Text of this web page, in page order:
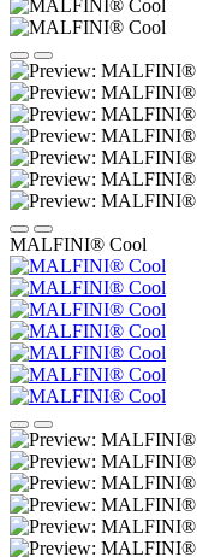
MALFINI® Cool